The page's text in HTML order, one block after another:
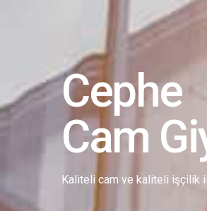
Cephe
Cam
Kaliteli cam ve kaliteli işçilik